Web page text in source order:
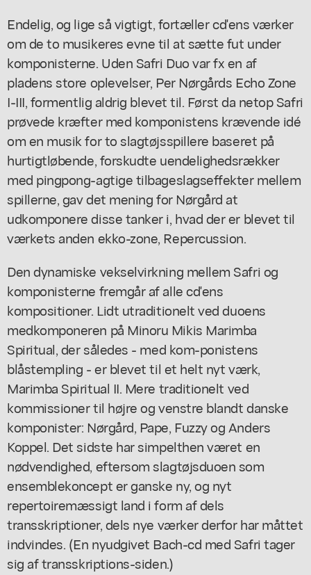
Endelig, og lige så vigtigt, fortæller cd'ens værker
om de to musikeres evne til at sætte fut under
komponisterne. Uden Safri Duo var fx en af
pladens store oplevelser, Per Nørgårds Echo Zone
I-III, formentlig aldrig blevet til. Først da netop Safri
prøvede kræfter med komponistens krævende idé
om en musik for to slagtøjsspillere baseret på
hurtigtløbende, forskudte uendelighedsrækker
med pingpong-agtige tilbageslagseffekter mellem
spillerne, gav det mening for Nørgård at
udkomponere disse tanker i, hvad der er blevet til
værkets anden ekko-zone, Repercussion.
Den dynamiske vekselvirkning mellem Safri og
komponisterne fremgår af alle cd'ens
kompositioner. Lidt utraditionelt ved duoens
medkomponeren på Minoru Mikis Marimba
Spiritual, der således - med kom-ponistens
blåstempling - er blevet til et helt nyt værk,
Marimba Spiritual II. Mere traditionelt ved
kommissioner til højre og venstre blandt danske
komponister: Nørgård, Pape, Fuzzy og Anders
Koppel. Det sidste har simpelthen været en
nødvendighed, eftersom slagtøjsduoen som
ensemblekoncept er ganske ny, og nyt
repertoiremæssigt land i form af dels
transskriptioner, dels nye værker derfor har måttet
indvindes. (En nyudgivet Bach-cd med Safri tager
sig af transskriptions-siden.)